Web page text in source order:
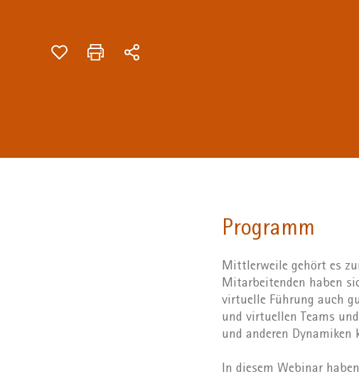
Programm
Mittlerweile gehört es
Mitarbeitenden haben
virtuelle Führung auch
und virtuellen Teams
und anderen
In diesem Webinar